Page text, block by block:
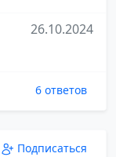
26.10.2024
6 ответов
Подписаться